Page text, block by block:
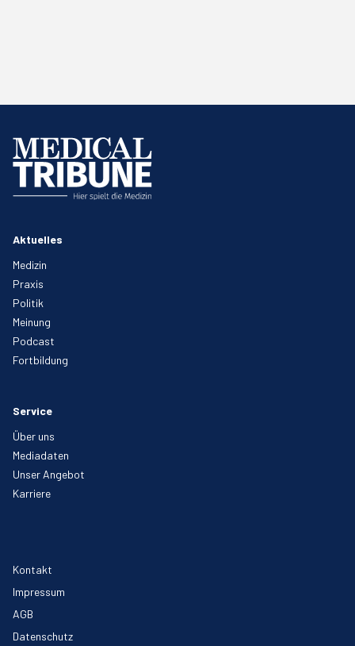
Aktuelles
Medizin
Praxis
Politik
Meinung
Podcast
Fortbildung
Service
Über uns
Mediadaten
Unser Angebot
Karriere
Kontakt
Impressum
AGB
Datenschutz